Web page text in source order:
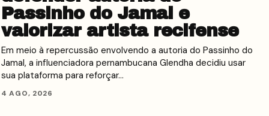
Passinho do Jamal e
valorizar artista recifense
Em meio à repercussão envolvendo a autoria do Passinho do
Jamal, a influenciadora pernambucana Glendha decidiu usar
sua plataforma para reforçar…
4 AGO, 2026